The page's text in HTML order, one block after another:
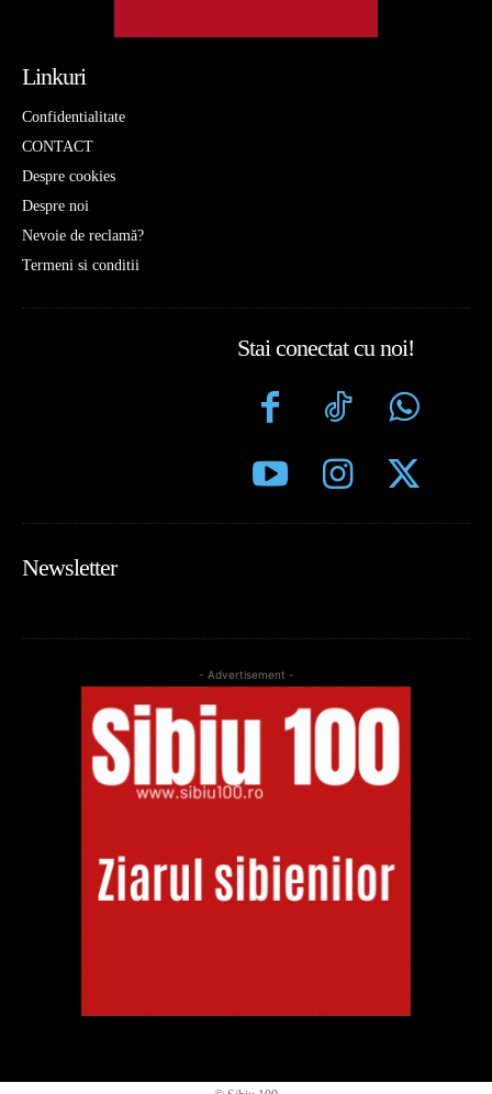
Linkuri
Confidentialitate
CONTACT
Despre cookies
Despre noi
Nevoie de reclamă?
Termeni si conditii
Stai conectat cu noi!
Newsletter
- Advertisement -